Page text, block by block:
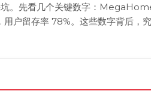
坑。先看几个关键数字：
户留存率 78%。这些数字背后，